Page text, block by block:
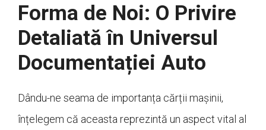
Forma de Noi: O Privire
Detaliată în Universul
Documentației Auto
Dându-ne seama de importanța cărții mașinii,
înțelegem că aceasta reprezintă un aspect vital al